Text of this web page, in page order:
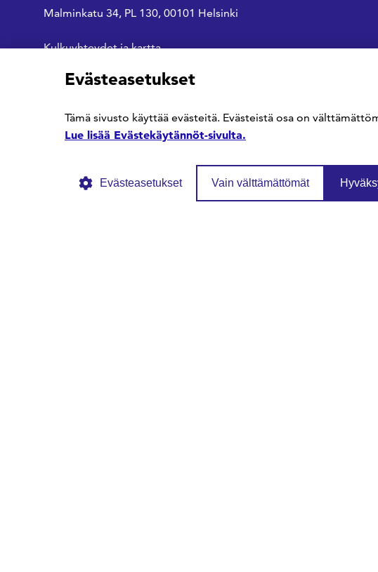
Malminkatu 34, PL 130, 00101 Helsinki
Kulkuyhteydet ja kartta
SFS Facebookissa
SFS Linkedinissä
SFS Youtubessa
© SFS ry Tietosuojaseloste Evästekäytännöt
Evästeasetukset
Tämä sivusto käyttää evästeitä. Evästeistä osa on
Lue lisää Evästekäytännöt-sivulta.
Evästeasetukset Vain välttämättömät